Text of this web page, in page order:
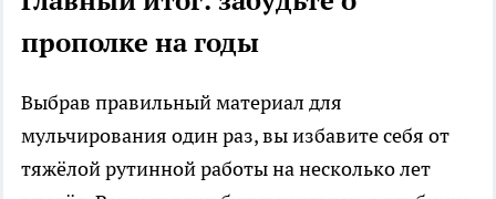
прополке на годы
Выбрав правильный материал для
мульчирования один раз, вы избавите себя от
тяжёлой рутинной работы на несколько лет